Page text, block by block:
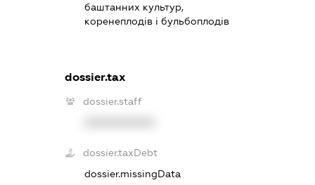
баштанних культур,
коренеплодів і бульбоплодів
dossier.tax
dossier.staff
dossier.taxDebt
dossier.missingData